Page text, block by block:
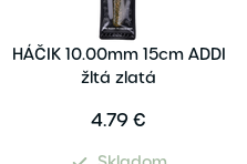
HÁČIK 10.00mm 15cm ADDI
žltá zlatá
4.79 €